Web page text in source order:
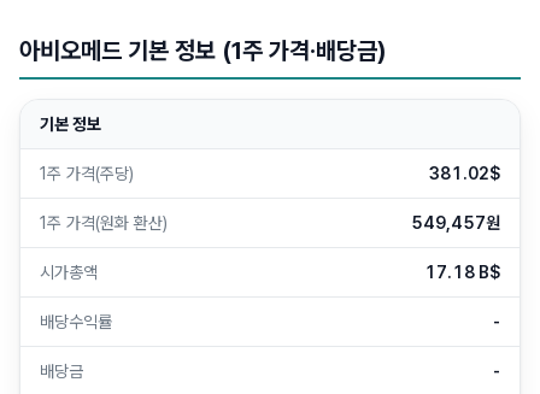
아비오메드 기본 정보 (1주 가격·배당금)
기본 정보
1주 가격(주당) 381.02$
1주 가격(원화 환산) 549,457원
시가총액 17.18 B$
배당수익률 -
배당금 -